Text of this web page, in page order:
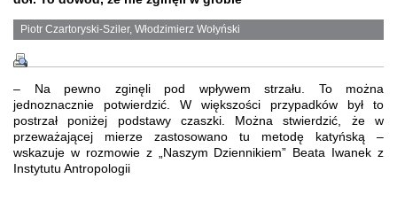
Piotr Czartoryski-Sziler, Włodzimierz Wołyński
– Na pewno zginęli pod wpływem strzału. To można
jednoznacznie potwierdzić. W większości przypadków był to
postrzał poniżej podstawy czaszki. Można stwierdzić, że w
przeważającej mierze zastosowano tu metodę katyńską –
wskazuje w rozmowie z „Naszym Dziennikiem” Beata Iwanek z
Instytutu Antropologii